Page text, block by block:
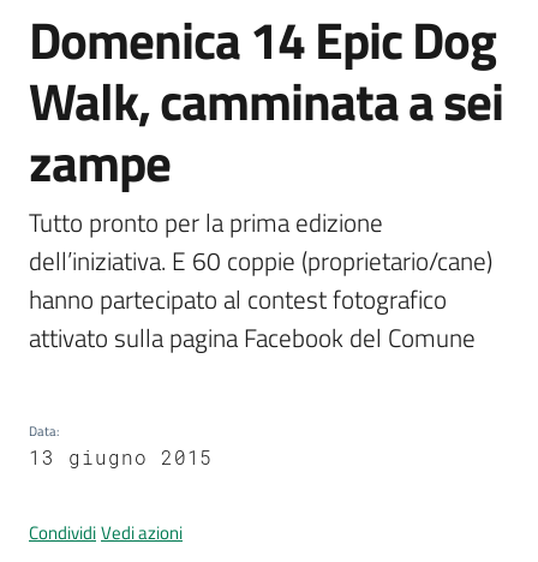
Novità
Servizi
Vivere
Formigine
A
e
Salta al contenuto
Domenica 14 Epic Dog
Walk, camminata a sei
zampe
Tutto pronto per la prima edizione
dell’iniziativa. E 60 coppie (proprietario/cane)
hanno partecipato al contest fotografico
attivato sulla pagina Facebook del Comune
Data:
13 giugno 2015
CondividiVedi azioni